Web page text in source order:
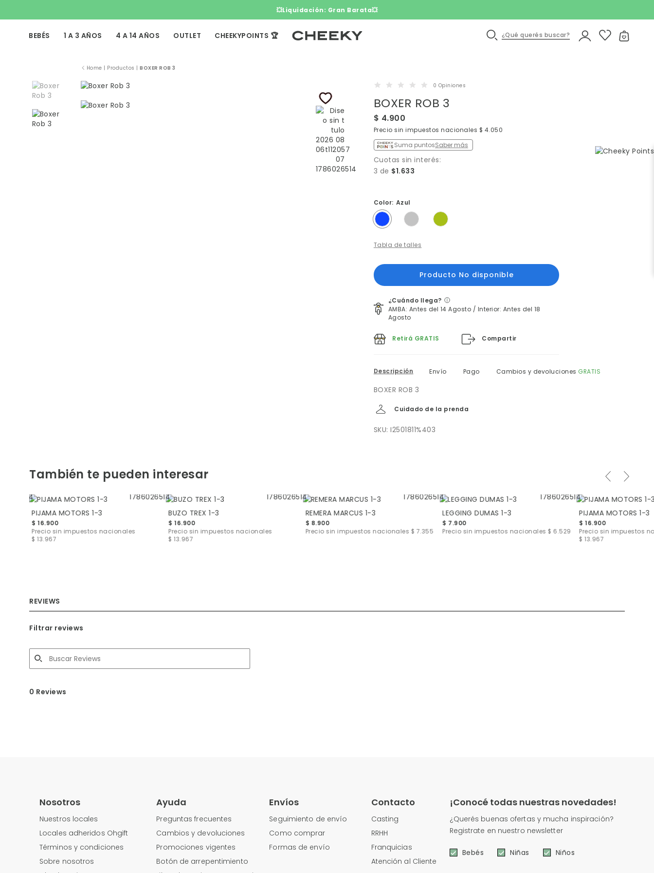
3 cuotas sin interés​ ​
BEBÉS 1 A 3 AÑOS 4 A 14 AÑOS OUTLET CHEEKYPOINTS 🏆 ¿Qué querés buscar?
Home | Productos |BOXER ROB 3
0 Opiniones
BOXER ROB 3
$ 4.900
Precio sin impuestos nacionales $ 4.050
Suma puntosSaber más
Cuotas sin interés:
3 de $1.633
Color: Azul
Tabla de talles
¿Cuándo llega?
AMBA: Antes del 14 Agosto / Interior: Antes del 18
Agosto
Retirá GRATIS Compartir
Descripción Envío Pago Cambios y devoluciones GRATIS
BOXER ROB 3
Cuidado de la prenda
SKU: I2501811%403
También te pueden interesar
PIJAMA MOTORS 1-3
$ 16.900
Precio sin impuestos nacionales
$ 13.967
BUZO TREX 1-3
$ 16.900
Precio sin impuestos nacionales
$ 13.967
REMERA MARCUS 1-3
$ 8.900
Precio sin impuestos nacionales $ 7.355
LEGGING DUMAS 1-3
$ 7.900
Precio sin impuestos nacionales $ 6.529
PIJAMA MOTORS 1-3
$ 16.900
Precio sin impuestos
$ 13.967
REVIEWS
Filtrar reviews
0 Reviews
Nosotros
Nuestros locales
Locales adheridos Ohgift
Términos y condiciones
Sobre nosotros
Ayuda
Preguntas frecuentes
Cambios y devoluciones
Promociones vigentes
Botón de arrepentimiento
Envíos
Seguimiento de envío
Como comprar
Formas de envío
Contacto
Casting
RRHH
Franquicias
Atención al Cliente
¡Conocé todas nuestras novedades!
¿Querés buenas ofertas y mucha inspiración?
Registrate en nuestro newsletter
Bebés Niñas Niños